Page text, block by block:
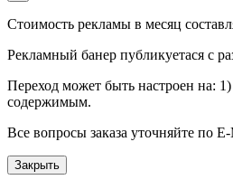
Стоимость рекламы в месяц
Рекламный банер публикуетася с
Переход может быть настроен на:
содержимым.
Все вопросы заказа уточняйте по
Закрыть